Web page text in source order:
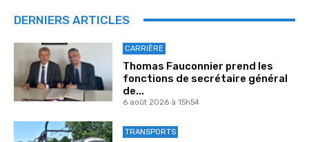
DERNIERS ARTICLES
CARRIÈRE
Thomas Fauconnier prend les
fonctions de secrétaire général
de...
6 août 2026 à 15h54
TRANSPORTS